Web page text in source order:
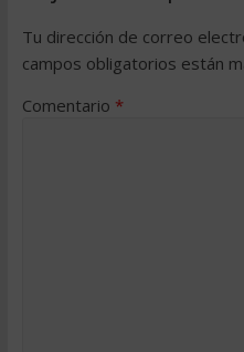
Tu dirección de correo
campos obligatorios están
Comentario *